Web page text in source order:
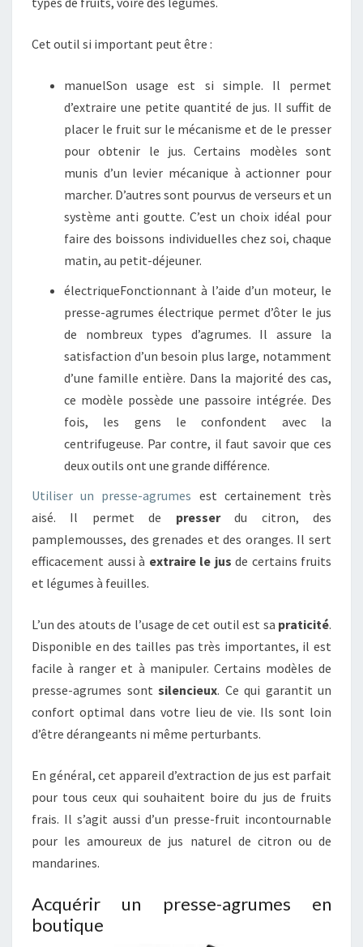
Cet outil si important peut être :
manuelSon usage est si simple. Il permet
d’extraire une petite quantité de jus. Il suffit de
placer le fruit sur le mécanisme et de le presser
pour obtenir le jus. Certains modèles sont
munis d’un levier mécanique à actionner pour
marcher. D’autres sont pourvus de verseurs et un
système anti goutte. C’est un choix idéal pour
faire des boissons individuelles chez soi, chaque
matin, au petit-déjeuner.
électriqueFonctionnant à l’aide d’un moteur, le
presse-agrumes électrique permet d’ôter le jus
de nombreux types d’agrumes. Il assure la
satisfaction d’un besoin plus large, notamment
d’une famille entière. Dans la majorité des cas,
ce modèle possède une passoire intégrée. Des
fois, les gens le confondent avec la
centrifugeuse. Par contre, il faut savoir que ces
deux outils ont une grande différence.
Utiliser un presse-agrumes est certainement très
aisé. Il permet de presserdu citron, des
pamplemousses, des grenades et des oranges. Il sert
efficacement aussi à extraire le jus de certains fruits
et légumes à feuilles.
L’un des atouts de l’usage de cet outil est sa praticité.
Disponible en des tailles pas très importantes, il est
facile à ranger et à manipuler. Certains modèles de
presse-agrumes sont silencieux. Ce qui garantit un
confort optimal dans votre lieu de vie. Ils sont loin
d’être dérangeants ni même perturbants.
En général, cet appareil d’extraction de jus est parfait
pour tous ceux qui souhaitent boire du jus de fruits
frais. Il s’agit aussi d’un presse-fruit incontournable
pour les amoureux de jus naturel de citron ou de
mandarines.
Acquérir un presse-agrumes en
boutique